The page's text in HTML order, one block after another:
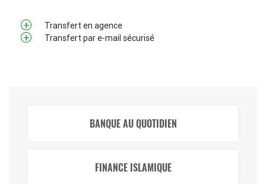
BANQUE AU QUOTIDIEN
FINANCE ISLAMIQUE
Transfert en agence
Transfert par e-mail sécurisé